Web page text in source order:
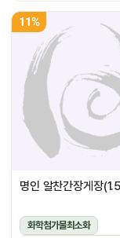
11%
명인 알찬간장게장
화학첨가물최소화